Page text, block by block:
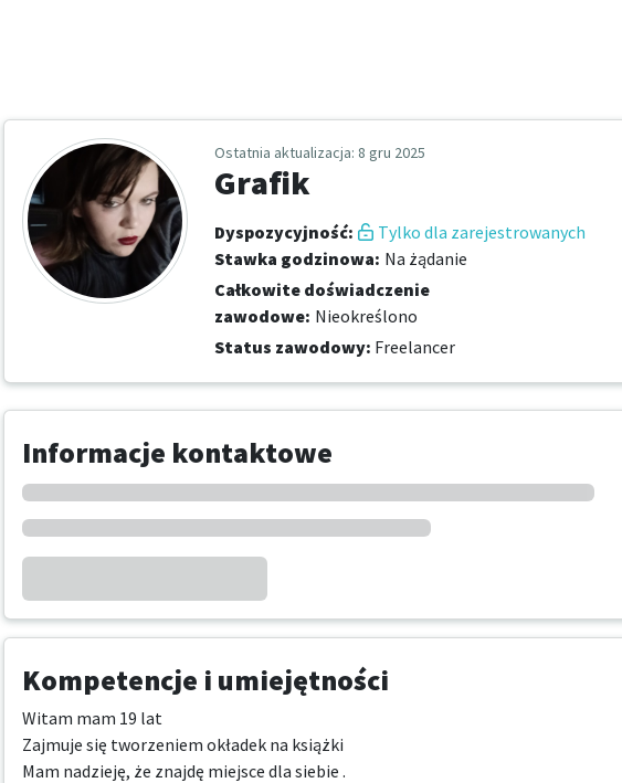
Ostatnia aktualizacja: 8 gru 2025
Grafik
Dyspozycyjność:
Tylko dla zarejestrowanych
Stawka godzinowa: Na żądanie
Całkowite doświadczenie
zawodowe: Nieokreślono
Status zawodowy: Freelancer
Informacje kontaktowe
Kompetencje i umiejętności
Witam mam 19 lat
Zajmuje się tworzeniem okładek na książki
Mam nadzieję, że znajdę miejsce dla siebie .